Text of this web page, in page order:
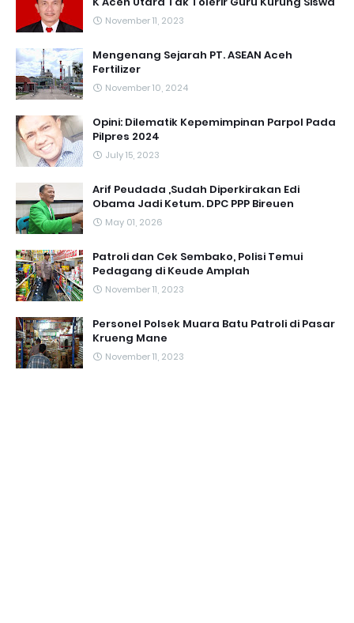
November 11, 2023
Mengenang Sejarah PT. ASEAN Aceh
Fertilizer
November 10, 2024
Opini: Dilematik Kepemimpinan Parpol Pada
Pilpres 2024
July 15, 2023
Arif Peudada ,Sudah Diperkirakan Edi
Obama Jadi Ketum. DPC PPP Bireuen
May 01, 2026
Patroli dan Cek Sembako, Polisi Temui
Pedagang di Keude Amplah
November 11, 2023
Personel Polsek Muara Batu Patroli di Pasar
Krueng Mane
November 11, 2023